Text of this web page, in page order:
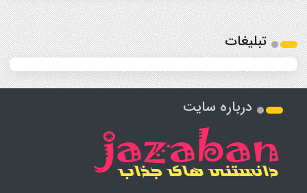
تبلیغات
درباره سایت